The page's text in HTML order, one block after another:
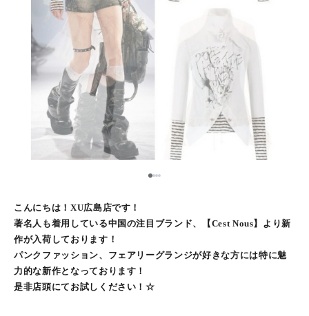
123
こんにちは！XU広島店です！
著名人も着用している中国の注目ブランド、【Cest Nous】より新
作が入荷しております！
パンクファッション、フェアリーグランジが好きな方には特に魅
力的な新作となっております！
是非店頭にてお試しください！☆